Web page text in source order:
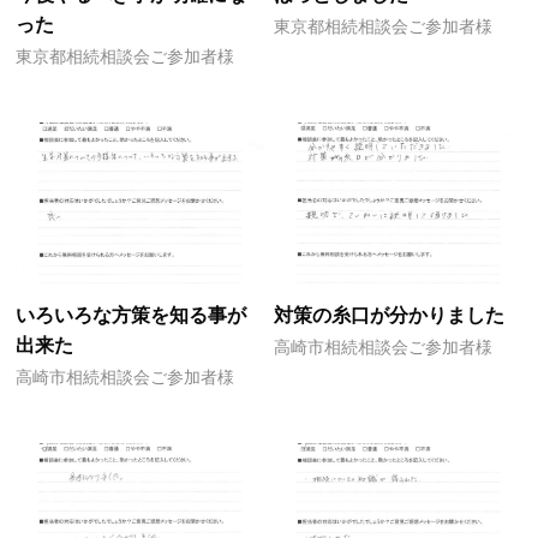
った
東京都相続相談会ご参加者様
東京都相続相談会ご参加者様
いろいろな方策を知る事が
出来た
高崎市相続相談会ご参加者様
対策の糸口が分かりました
高崎市相続相談会ご参加者様